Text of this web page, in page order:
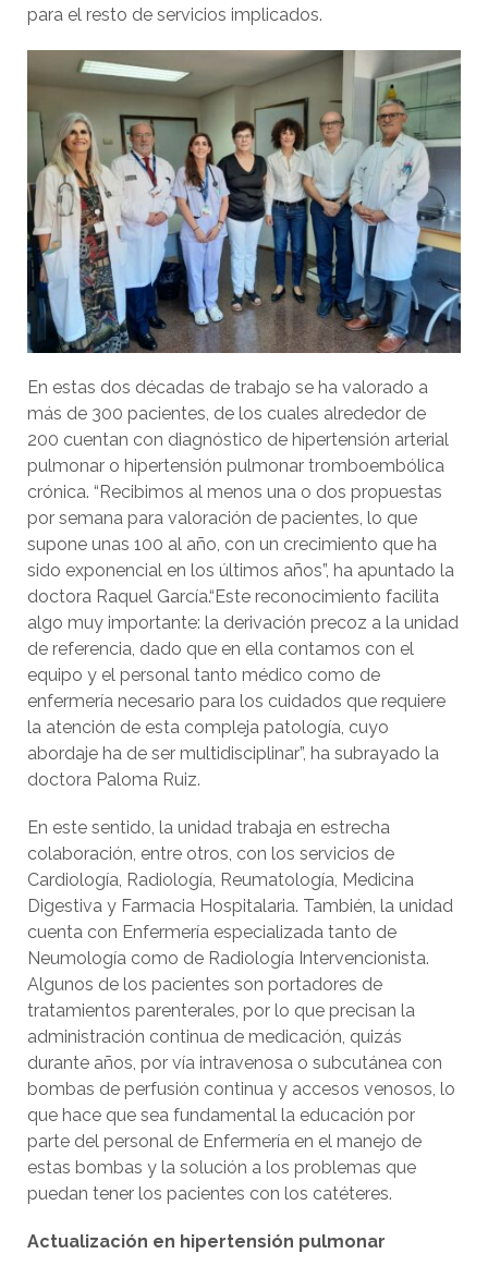
para el resto de servicios implicados.
En estas dos décadas de trabajo se ha valorado a
más de 300 pacientes, de los cuales alrededor de
200 cuentan con diagnóstico de hipertensión arterial
pulmonar o hipertensión pulmonar tromboembólica
crónica. “Recibimos al menos una o dos propuestas
por semana para valoración de pacientes, lo que
supone unas 100 al año, con un crecimiento que ha
sido exponencial en los últimos años”, ha apuntado la
doctora Raquel García.“Este reconocimiento facilita
algo muy importante: la derivación precoz a la unidad
de referencia, dado que en ella contamos con el
equipo y el personal tanto médico como de
enfermería necesario para los cuidados que requiere
la atención de esta compleja patología, cuyo
abordaje ha de ser multidisciplinar”, ha subrayado la
doctora Paloma Ruiz.
En este sentido, la unidad trabaja en estrecha
colaboración, entre otros, con los servicios de
Cardiología, Radiología, Reumatología, Medicina
Digestiva y Farmacia Hospitalaria. También, la unidad
cuenta con Enfermería especializada tanto de
Neumología como de Radiología Intervencionista.
Algunos de los pacientes son portadores de
tratamientos parenterales, por lo que precisan la
administración continua de medicación, quizás
durante años, por vía intravenosa o subcutánea con
bombas de perfusión continua y accesos venosos, lo
que hace que sea fundamental la educación por
parte del personal de Enfermería en el manejo de
estas bombas y la solución a los problemas que
puedan tener los pacientes con los catéteres.
Actualización en hipertensión pulmonar